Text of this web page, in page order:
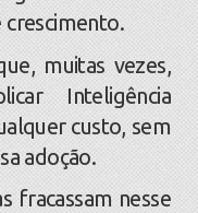
crescimento.
muitas vezes,
Inteligência
custo, sem
adoção.
fracassam nesse